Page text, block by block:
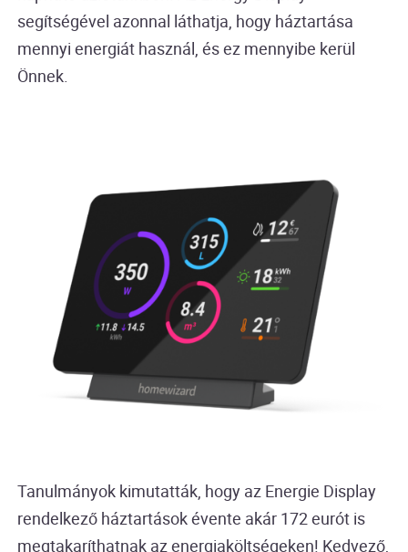
segítségével azonnal láthatja, hogy háztartása
mennyi energiát használ, és ez mennyibe kerül
Önnek.
Tanulmányok kimutatták, hogy az Energie Display
rendelkező háztartások évente akár 172 eurót is
megtakaríthatnak az energiaköltségeken! Kedvező,